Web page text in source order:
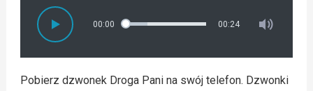
00:00 00:24
Pobierz dzwonek Droga Pani na swój telefon. Dzwonki